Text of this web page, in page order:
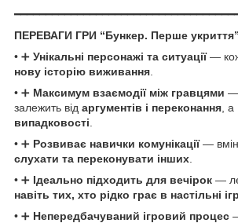
ПЕРЕВАГИ ГРИ “Бункер. Перше
• ➕ Унікальні персонажі та ситуації—
нову історію виживання
• ➕ Максимум взаємодії між гравцями —
залежить від аргументів і переконання ,
випадковості
• ➕ Розвиває навички комунікації—
слухати та переконувати інших
• ➕ Ідеально підходить для вечірок —
навіть тих, хто рідко грає в настільні
• ➕ Непередбачуваний ігровий процес